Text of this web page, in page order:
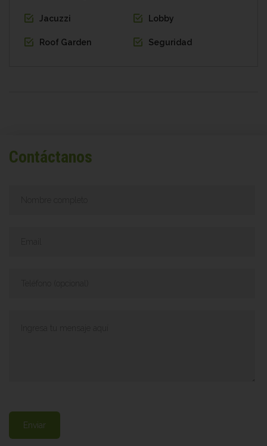
Jacuzzi Lobby
Roof Garden Seguridad
Contáctanos
Enviar